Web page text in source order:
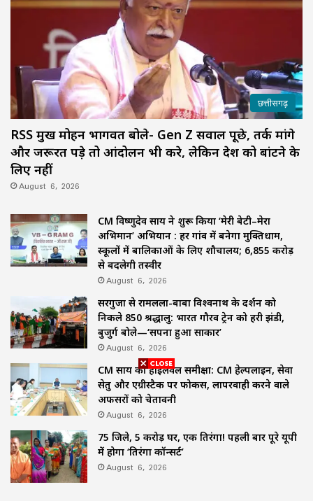
छत्तीसगढ़
RSS प्रमुख मोहन भागवत बोले- Gen Z सवाल पूछे, तर्क मांगे
और जरूरत पड़े तो आंदोलन भी करे, लेकिन देश को बांटने के
लिए नहीं
August 6, 2026
CM विष्णुदेव साय ने शुरू किया ‘मेरी बेटी–मेरा
अभिमान’ अभियान : हर गांव में बनेगा मुक्तिधाम,
स्कूलों में बालिकाओं के लिए शौचालय; 6,855 करोड़
से बदलेगी तस्वीर
August 6, 2026
सरगुजा से रामलला-बाबा विश्वनाथ के दर्शन को
निकले 850 श्रद्धालु: भारत गौरव ट्रेन को हरी झंडी,
बुजुर्ग बोले—‘सपना हुआ साकार’
August 6, 2026
CM साय की हाईलेवल समीक्षा: CM हेल्पलाइन, सेवा
सेतु और एग्रीस्टैक पर फोकस, लापरवाही करने वाले
अफसरों को चेतावनी
August 6, 2026
75 जिले, 5 करोड़ घर, एक तिरंगा! पहली बार पूरे यूपी
में होगा ‘तिरंगा कॉन्सर्ट’
August 6, 2026